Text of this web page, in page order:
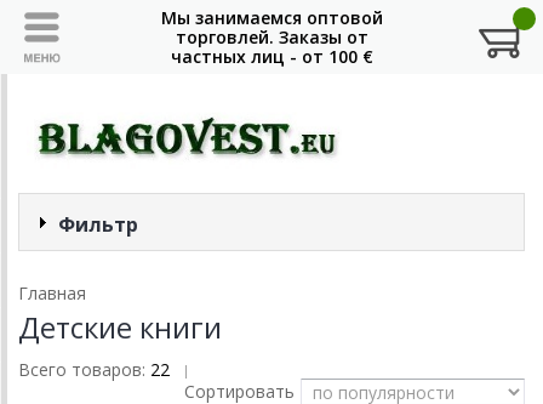
Фильтр
Главная
Детские книги
Всего товаров: 22 |
Сортировать